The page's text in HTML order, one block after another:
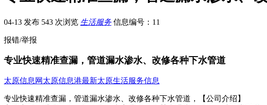
04-13 发布 543 次浏览 生活服务 信息编号：11
报错/举报
专业快速精准查漏，管道漏水渗水、改修各种下水管道
太原信息网 太原信息港最新太原生活服务信息
专业快速精准查漏，管道漏水渗水、改修各种下水管道，【公司介绍】